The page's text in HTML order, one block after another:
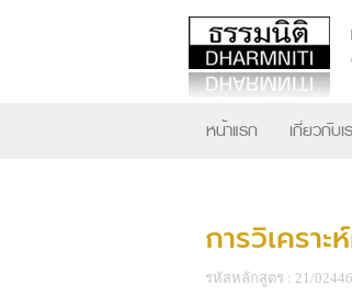
หน้าแรก เกี่ยวกับเ
การวิเครา
รหัสหลักสูตร : 21/